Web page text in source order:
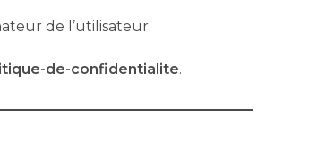
de l’utilisateur.
de-confidentialite.